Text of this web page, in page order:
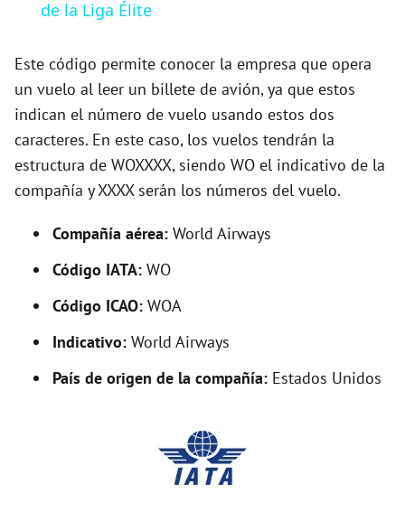
y
V
i
d
o
de la Liga Élite
Este código permite conocer la empresa que opera
un vuelo al leer un billete de avión, ya que estos
indican el número de vuelo usando estos dos
caracteres. En este caso, los vuelos tendrán la
estructura de WOXXXX, siendo WO el indicativo de la
compañía y XXXX serán los números del vuelo.
Compañía aérea: World Airways
Código IATA: WO
Código ICAO: WOA
Indicativo: World Airways
País de origen de la compañía: Estados Unidos